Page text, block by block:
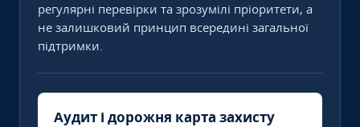
регулярні перевірки та зрозумілі пріоритети, а
не залишковий принцип всередині загальної
підтримки.
Аудит і дорожня карта захисту